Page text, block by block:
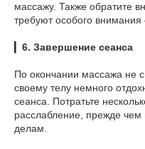
массажу. Также обратите
требуют особого
6. Завершение сеанса
По окончании массажа не
своему телу немного
сеанса. Потратьте
расслабление, прежде чем
делам.